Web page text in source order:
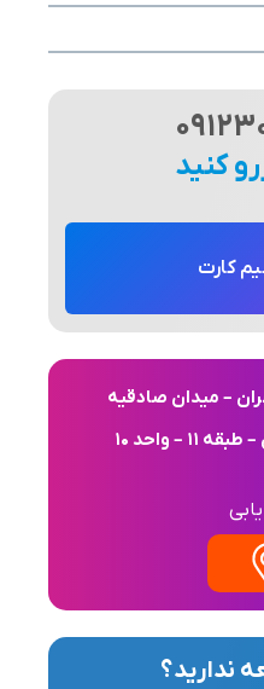
کنید
کارت
– میدان صادقیه
– واحد 10
ندارید؟